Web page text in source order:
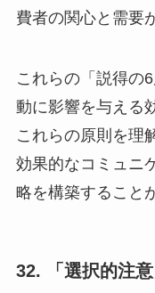
費者の関心と需要
これらの「説得の
動に影響を与える
これらの原則を理
効果的なコミュニ
略を構築すること
32. 「選択的注